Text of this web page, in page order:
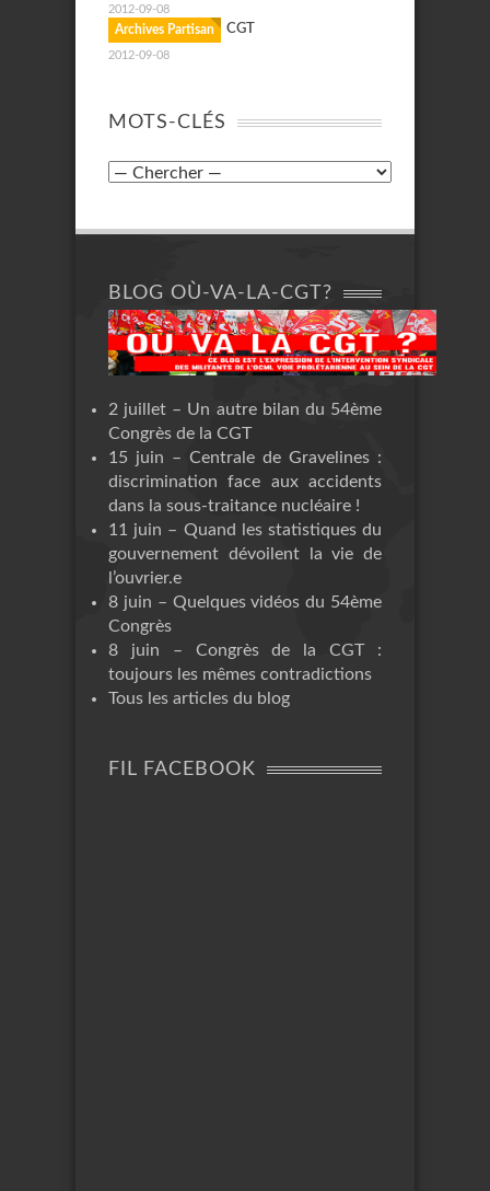
2012-09-08
Archives Partisan CGT
2012-09-08
MOTS-CLÉS
BLOG OÙ-VA-LA-CGT?
2 juillet – Un autre bilan du 54ème
Congrès de la CGT
15 juin – Centrale de Gravelines :
discrimination face aux accidents
dans la sous-traitance nucléaire !
11 juin – Quand les statistiques du
gouvernement dévoilent la vie de
l’ouvrier.e
8 juin – Quelques vidéos du 54ème
Congrès
8 juin – Congrès de la CGT :
toujours les mêmes contradictions
Tous les articles du blog
FIL FACEBOOK